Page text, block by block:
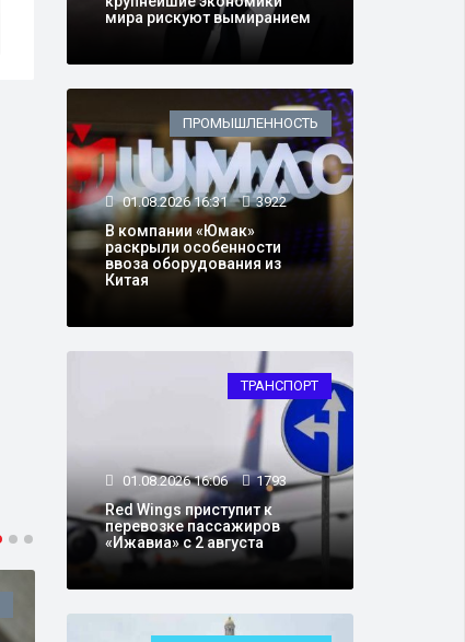
мира рискуют вымиранием
ПРОМЫШЛЕННОСТЬ
01.08.2026 16:31 3922
В компании «Юмак»
раскрыли особенности
ввоза оборудования из
Китая
ТРАНСПОРТ
01.08.2026 16:06 1793
Red Wings приступит к
перевозке пассажиров
«Ижавиа» с 2 августа